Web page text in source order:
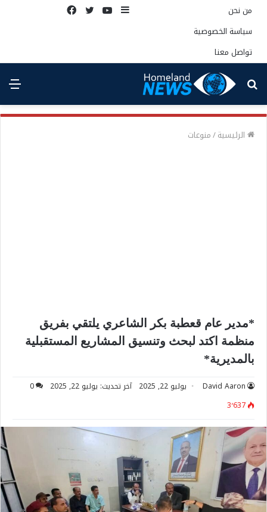
من نحن
سياسة الخصوصية
تواصل معنا
إضافة يوتيوبتويتر
بحث
عن
الرئيسية/منوعات
*مدير عام قعطبة بكر الشاعري يلتقي بفريق
منظمة اكتد لبحث وتنسيق المشاريع المستقبلية
بالمديرية*
David Aaron يوليو 22, 2025 آخر تحديث: يوليو 22, 2025
0
3٬637